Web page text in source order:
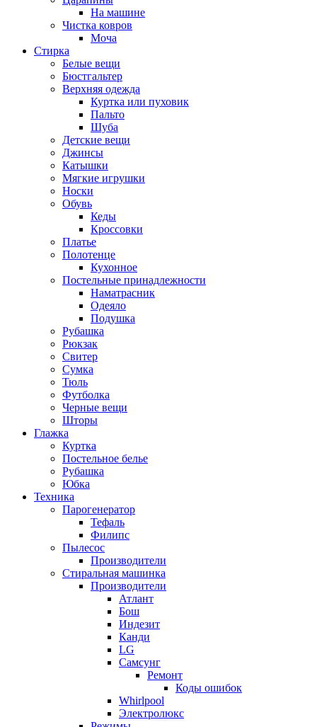
На машине
Чистка ковров
Моча
Стирка
Белые вещи
Бюстгальтер
Верхняя одежда
Куртка или пуховик
Пальто
Шуба
Детские вещи
Джинсы
Катышки
Мягкие игрушки
Носки
Обувь
Кеды
Кроссовки
Платье
Полотенце
Кухонное
Постельные принадлежности
Наматрасник
Одеяло
Подушка
Рубашка
Рюкзак
Свитер
Сумка
Тюль
Футболка
Черные вещи
Шторы
Глажка
Куртка
Постельное белье
Рубашка
Юбка
Техника
Парогенератор
Тефаль
Филипс
Пылесос
Производители
Стиральная машинка
Производители
Атлант
Бош
Индезит
Канди
LG
Самсунг
Ремонт
Коды ошибок
Whirlpool
Электролюкс